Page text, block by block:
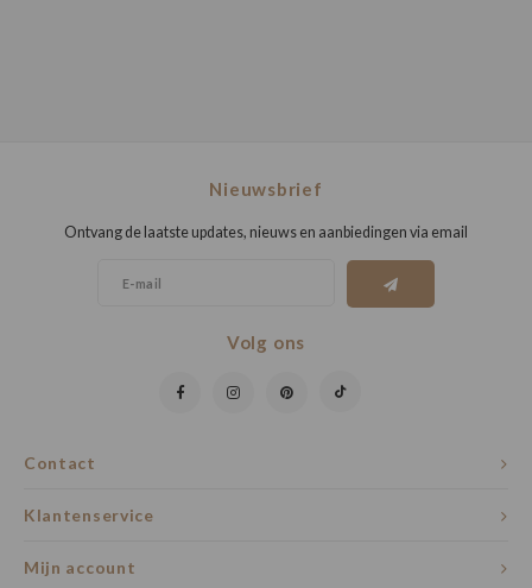
Contact
Nieuwsbrief
Ontvang de laatste updates, nieuws en aanbiedingen via email
Volg ons
Klantenservice
Mijn account